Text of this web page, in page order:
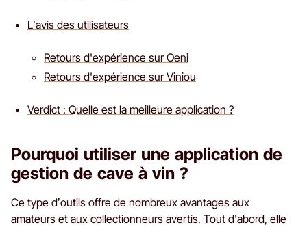
L’avis des utilisateurs
Retours d'expérience sur Oeni
Retours d'expérience sur Viniou
Verdict : Quelle est la meilleure application ?
Pourquoi utiliser une application de
gestion de cave à vin ?
Ce type d’outils offre de nombreux avantages aux
amateurs et aux collectionneurs avertis. Tout d'abord, elle